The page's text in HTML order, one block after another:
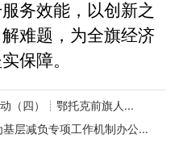
务效能，以创新之
难题，为全旗经济
保障。
（四）┊鄂托克前旗人...
层减负专项工作机制办公...